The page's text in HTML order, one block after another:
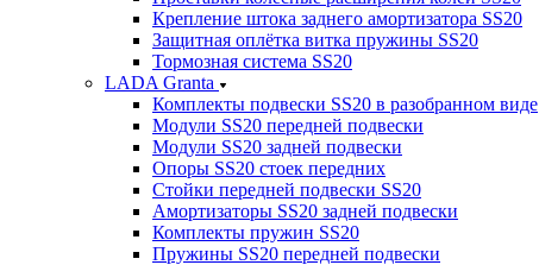
Крепление штока заднего амортизатора SS20
Защитная оплётка витка пружины SS20
Тормозная система SS20
LADA Granta
Комплекты подвески SS20 в разобранном виде
Модули SS20 передней подвески
Модули SS20 задней подвески
Опоры SS20 стоек передних
Стойки передней подвески SS20
Амортизаторы SS20 задней подвески
Комплекты пружин SS20
Пружины SS20 передней подвески